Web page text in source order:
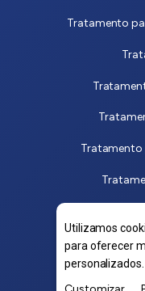
Tratamento
Tratamento
Utilizamos
para oferecer
personalizados.